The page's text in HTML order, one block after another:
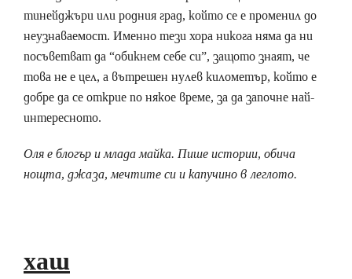
тинейджъри или родния град, който се е променил до
неузнаваемост. Именно тези хора никога няма да ни
посъветват да “обикнем себе си”, защото знаят, че
това не е цел, а вътрешен нулев километър, който е
добре да се открие по някое време, за да започне най-
интересното.
Оля е блогър и млада майка. Пише истории, обича
нощта, джаза, мечтите си и капучино в леглото.
хаш